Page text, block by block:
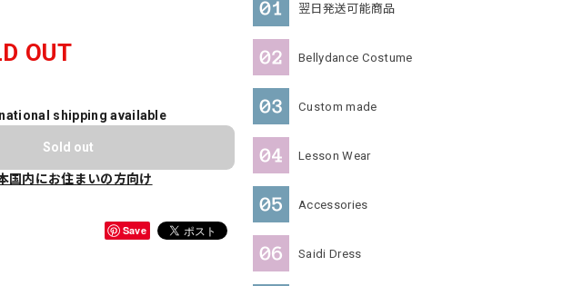
翌日発送可能商品
Bellydance Costume
Custom made
Lesson Wear
Accessories
Saidi Dress
OUT
shipping available
Sold out
国内にお住まいの方向け
Save